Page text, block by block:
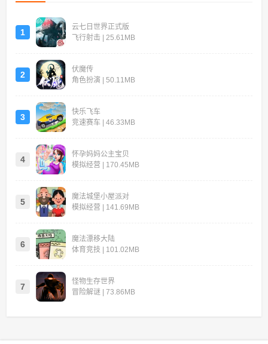
1
云七日世界正式版
飞行射击 | 25.61MB
2
伏魔传
角色扮演 | 50.11MB
3
快乐飞车
竞速赛车 | 46.33MB
4
怀孕妈妈公主宝贝
模拟经营 | 170.45MB
5
魔法城堡小屋派对
模拟经营 | 141.69MB
6
魔法漂移大陆
体育竞技 | 101.02MB
7
怪物生存世界
冒险解谜 | 73.86MB